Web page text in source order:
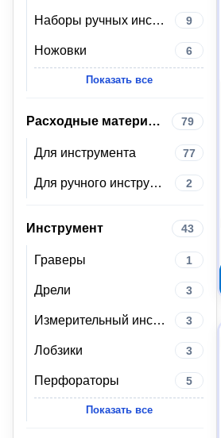
Наборы ручных инструментов 9
Ножовки 6
Показать все
Расходные материалы 79
Для инструмента 77
Для ручного инструмента 2
Инструмент 43
Граверы 1
Дрели 3
Измерительный инструмент 3
Лобзики 3
Перфораторы 5
Показать все